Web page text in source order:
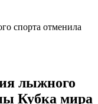
спорта отменила
лыжного
Кубка мира